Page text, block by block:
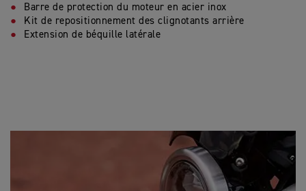
Barre de protection du moteur en acier inox
Kit de repositionnement des clignotants arrière
Extension de béquille latérale